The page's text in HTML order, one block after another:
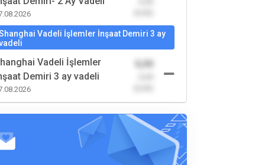
Vadeli İşlemler İnşaat Demiri 3 ay
Vadeli İşlemler
Demiri 3 ay vadeli
0,00